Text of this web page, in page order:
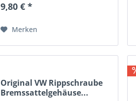
9,80 € *
Merken
Original VW Rippschraube
Bremssattelgehäuse...